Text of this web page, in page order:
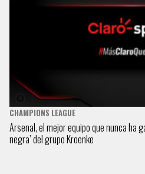
CHAMPIONS LEAGUE
Arsenal, el mejor equipo que nunca ha
negra’ del grupo Kroenke